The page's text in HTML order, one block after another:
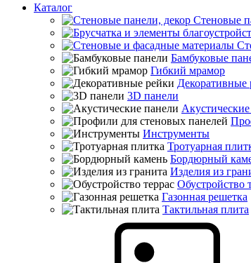
Каталог
Стеновые
Бамбуковые
Гибкий мрамор
Декоративные
3D панели
Инструменты
Тротуарная
Бордюрный
Изделия из
Обустройство
Газонная решетка
Тактильная плита